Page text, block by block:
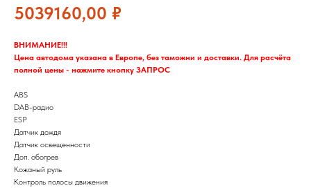
5039160,00 ₽
ВНИМАНИЕ!!!
Цена автодома указана в Европе, без таможни и доставки. Для расчёта
полной цены - нажмите кнопку ЗАПРОС
ABS
DAB-радио
ESP
Датчик дождя
Датчик освещенности
Доп. обогрев
Кожаный руль
Контроль полосы движения